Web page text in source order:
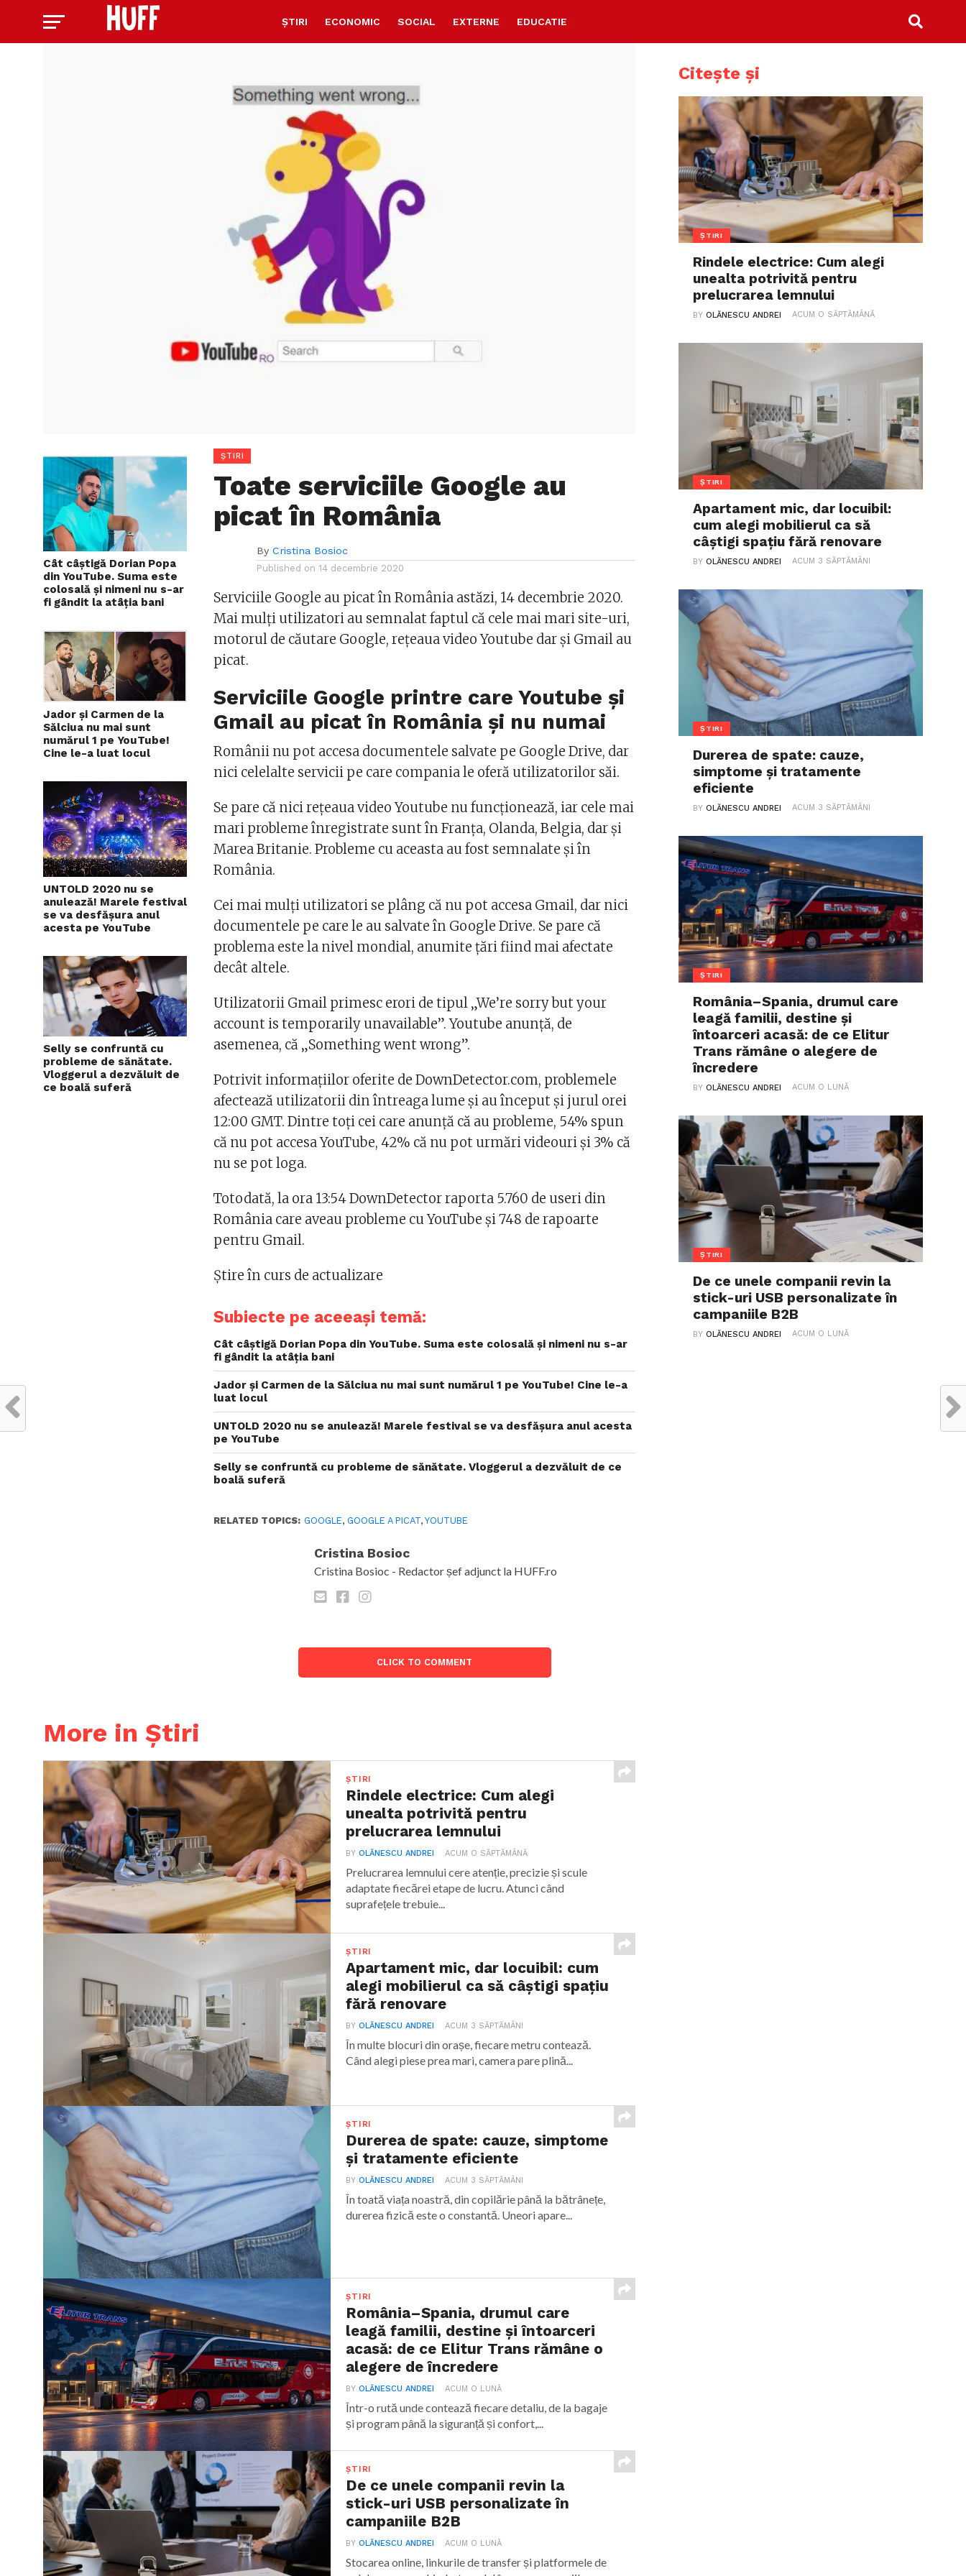
ȘTIRI ECONOMIC SOCIAL EXTERNE EDUCATIE
Cât câștigă Dorian Popa
din YouTube. Suma este
colosală și nimeni nu s-ar
fi gândit la atâția bani
Jador și Carmen de la
Sălciua nu mai sunt
numărul 1 pe YouTube!
Cine le-a luat locul
UNTOLD 2020 nu se
anulează! Marele festival
se va desfășura anul
acesta pe YouTube
Selly se confruntă cu
probleme de sănătate.
Vloggerul a dezvăluit de
ce boală suferă
ȘTIRI
Toate serviciile Google au
picat în România
By Cristina Bosioc
Published on 14 decembrie 2020
Serviciile Google au picat în România astăzi, 14 decembrie 2020.
Mai mulți utilizatori au semnalat faptul că cele mai mari site-uri,
motorul de căutare Google, rețeaua video Youtube dar și Gmail au
picat.
Serviciile Google printre care Youtube și
Gmail au picat în România și nu numai
Românii nu pot accesa documentele salvate pe Google Drive, dar
nici celelalte servicii pe care compania le oferă utilizatorilor săi.
Se pare că nici rețeaua video Youtube nu funcționează, iar cele mai
mari probleme înregistrate sunt în Franța, Olanda, Belgia, dar și
Marea Britanie. Probleme cu aceasta au fost semnalate și în
România.
Cei mai mulți utilizatori se plâng că nu pot accesa Gmail, dar nici
documentele pe care le au salvate în Google Drive. Se pare că
problema este la nivel mondial, anumite țări fiind mai afectate
decât altele.
Utilizatorii Gmail primesc erori de tipul „We’re sorry but your
account is temporarily unavailable”. Youtube anunță, de
asemenea, că „Something went wrong”.
Potrivit informațiilor oferite de DownDetector.com, problemele
afectează utilizatorii din întreaga lume și au început și jurul orei
12:00 GMT. Dintre toți cei care anunță că au probleme, 54% spun
că nu pot accesa YouTube, 42% că nu pot urmări videouri și 3% că
nu se pot loga.
Totodată, la ora 13:54 DownDetector raporta 5.760 de useri din
România care aveau probleme cu YouTube și 748 de rapoarte
pentru Gmail.
Știre în curs de actualizare
Subiecte pe aceeași temă:
Cât câștigă Dorian Popa din YouTube. Suma este colosală și nimeni nu s-ar
fi gândit la atâția bani
Jador și Carmen de la Sălciua nu mai sunt numărul 1 pe YouTube! Cine le-a
luat locul
UNTOLD 2020 nu se anulează! Marele festival se va desfășura anul acesta
pe YouTube
Selly se confruntă cu probleme de sănătate. Vloggerul a dezvăluit de ce
boală suferă
RELATED TOPICS: GOOGLE, GOOGLE A PICAT,YOUTUBE
Cristina Bosioc
Cristina Bosioc - Redactor șef adjunct la HUFF.ro
CLICK TO COMMENT
More in Știri
ȘTIRI
Rindele electrice: Cum alegi
unealta potrivită pentru
prelucrarea lemnului
BYOLĂNESCU ANDREI ACUM O SĂPTĂMÂNĂ
Prelucrarea lemnului cere atenție, precizie și scule
adaptate fiecărei etape de lucru. Atunci când
suprafețele trebuie...
ȘTIRI
Apartament mic, dar locuibil: cum
alegi mobilierul ca să câștigi spațiu
fără renovare
BYOLĂNESCU ANDREI ACUM 3 SĂPTĂMÂNI
În multe blocuri din orașe, fiecare metru contează.
Când alegi piese prea mari, camera pare plină...
ȘTIRI
Durerea de spate: cauze, simptome
și tratamente eficiente
BYOLĂNESCU ANDREI ACUM 3 SĂPTĂMÂNI
În toată viața noastră, din copilărie până la bătrânețe,
durerea fizică este o constantă. Uneori apare...
ȘTIRI
România–Spania, drumul care
leagă familii, destine și întoarceri
acasă: de ce Elitur Trans rămâne o
alegere de încredere
BYOLĂNESCU ANDREI ACUM O LUNĂ
Într-o rută unde contează fiecare detaliu, de la bagaje
și program până la siguranță și confort,...
ȘTIRI
De ce unele companii revin la
stick-uri USB personalizate în
campaniile B2B
BYOLĂNESCU ANDREI ACUM O LUNĂ
Stocarea online, linkurile de transfer și platformele de
Citește și
ȘTIRI
Rindele electrice: Cum alegi
unealta potrivită pentru
prelucrarea lemnului
BYOLĂNESCU ANDREI ACUM O SĂPTĂMÂNĂ
ȘTIRI
Apartament mic, dar locuibil:
cum alegi mobilierul ca să
câștigi spațiu fără renovare
BYOLĂNESCU ANDREI ACUM 3 SĂPTĂMÂNI
ȘTIRI
Durerea de spate: cauze,
simptome și tratamente
eficiente
BYOLĂNESCU ANDREI ACUM 3 SĂPTĂMÂNI
ȘTIRI
România–Spania, drumul care
leagă familii, destine și
întoarceri acasă: de ce Elitur
Trans rămâne o alegere de
încredere
BYOLĂNESCU ANDREI ACUM O LUNĂ
ȘTIRI
De ce unele companii revin la
stick-uri USB personalizate în
campaniile B2B
BYOLĂNESCU ANDREI ACUM O LUNĂ